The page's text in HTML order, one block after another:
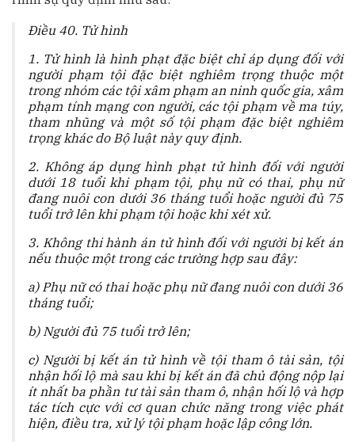
Điều 40. Tử hình
1. Tử hình là hình phạt đặc biệt chỉ áp dụng đối với
người phạm tội đặc biệt nghiêm trọng thuộc một
trong nhóm các tội xâm phạm an ninh quốc gia, xâm
phạm tính mạng con người, các tội phạm về ma túy,
tham nhũng và một số tội phạm đặc biệt nghiêm
trọng khác do Bộ luật này quy định.
2. Không áp dụng hình phạt tử hình đối với người
dưới 18 tuổi khi phạm tội, phụ nữ có thai, phụ nữ
đang nuôi con dưới 36 tháng tuổi hoặc người đủ 75
tuổi trở lên khi phạm tội hoặc khi xét xử.
3. Không thi hành án tử hình đối với người bị kết án
nếu thuộc một trong các trường hợp sau đây:
a) Phụ nữ có thai hoặc phụ nữ đang nuôi con dưới 36
tháng tuổi;
b) Người đủ 75 tuổi trở lên;
c) Người bị kết án tử hình về tội tham ô tài sản, tội
nhận hối lộ mà sau khi bị kết án đã chủ động nộp lại
ít nhất ba phần tư tài sản tham ô, nhận hối lộ và hợp
tác tích cực với cơ quan chức năng trong việc phát
hiện, điều tra, xử lý tội phạm hoặc lập công lớn.